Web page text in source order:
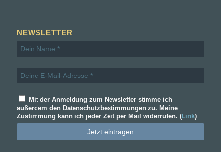
NEWSLETTER
Mit der Anmeldung zum Newsletter stimme ich
außerdem den Datenschutzbestimmungen zu. Meine
Zustimmung kann ich jeder Zeit per Mail widerrufen. (Link)